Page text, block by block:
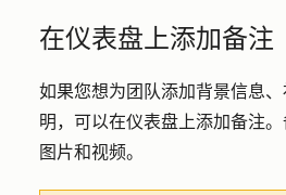
在仪表盘上添加备注
如果您想为团队添加背景信息
明，可以在仪表盘上添加备注。
图片和视频。